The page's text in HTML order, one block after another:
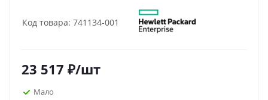
Код товара: 741134-001
23 517 ₽/шт
Мало